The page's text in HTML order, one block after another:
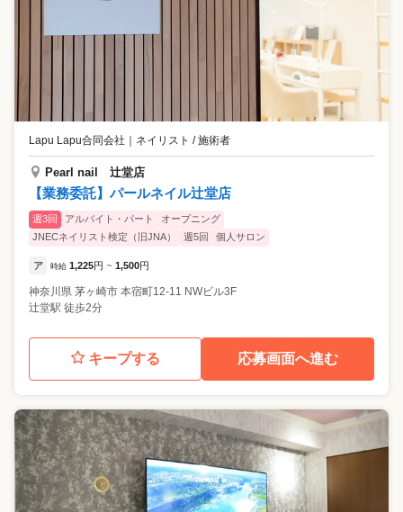
Lapu Lapu合同会社 ｜ ネイリスト / 施術者
Pearl nail 辻堂店
【業務委託】パールネイル辻堂店
週3回 アルバイト・パート
オープニング
JNECネイリスト検定（旧JNA）
週5回 個人サロン
ア 時給 1,225円 ~ 1,500円
神奈川県 茅ヶ崎市 本宿町12-11 NWビル3F
辻堂駅 徒歩2分
キープする 応募画面へ進む